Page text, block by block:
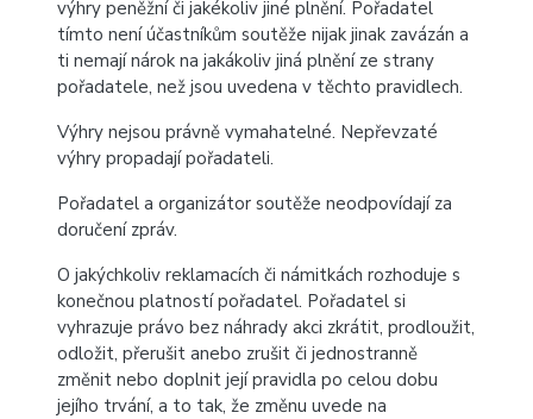
výhry peněžní či jakékoliv jiné plnění. Pořadatel
tímto není účastníkům soutěže nijak jinak zavázán a
ti nemají nárok na jakákoliv jiná plnění ze strany
pořadatele, než jsou uvedena v těchto pravidlech.
Výhry nejsou právně vymahatelné. Nepřevzaté
výhry propadají pořadateli.
Pořadatel a organizátor soutěže neodpovídají za
doručení zpráv.
O jakýchkoliv reklamacích či námitkách rozhoduje s
konečnou platností pořadatel. Pořadatel si
vyhrazuje právo bez náhrady akci zkrátit, prodloužit,
odložit, přerušit anebo zrušit či jednostranně
změnit nebo doplnit její pravidla po celou dobu
jejího trvání, a to tak, že změnu uvede na